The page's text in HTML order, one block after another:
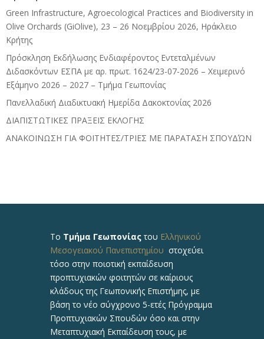
Green Infrastructure, Agroecological Practices and Biodiversity in
Olive Orchards (GiOlive), 23 – 26 Νοεμβρίου 2026, Ηράκλειο
Κρήτης
Πρόσκληση Εκδήλωσης Ενδιαφέροντος Εντεταλμένων
Διδασκόντων ΕΣΠΑ με αρ. πρωτ. 1624/23-07-2026 – Χειμερινό
Εξάμηνο 2026 – 2027 – Τμήμα Γεωπονίας
Πανελλαδική Διαδικτυακή Ημερίδα Δακοκτονίας 2026
ΔΙΑΠΙΣΤΩΤΙΚΕΣ ΠΡΑΞΕΙΣ ΕΚΛΟΓΗΣ
ΑΝΑΚΟΙΝΩΣΗ ΓΙΑ ΦΟΙΤΗΤΕΣ/ΤΡΙΕΣ ΜΕ ΠΑΡΑΤΑΣΗ ΣΠΟΥΔΏΝ
Το Τμήμα Γεωπονίαςτου Ελληνικού
Μεσογειακού Πανεπιστημίου στοχεύει
τόσο στην ποιοτική εκπαίδευση
προπτυχιακών φοιτητών σε καίριους
κλάδους της Γεωπονικής Επιστήμης, με
βάση το νέο σύγχρονο 5-ετές Πρόγραμμα
Προπτυχιακών Σπουδών όσο και στην
Μεταπτυχιακή Εκπαίδευση τους, με